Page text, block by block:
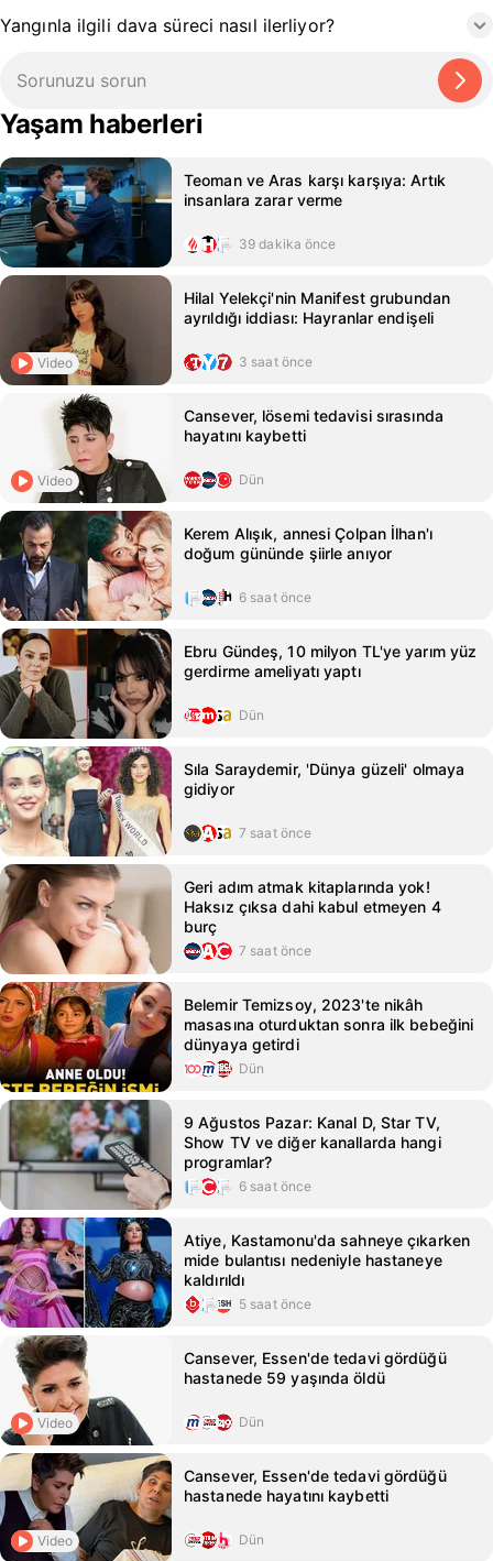
Yangınla ilgili dava süreci nasıl ilerliyor?
Yaşam haberleri
Teoman ve Aras karşı karşıya: Artık
insanlara zarar verme
39 dakika önce
Video
Hilal Yelekçi'nin Manifest grubundan
ayrıldığı iddiası: Hayranlar endişeli
3 saat önce
Video
Cansever, lösemi tedavisi sırasında
hayatını kaybetti
Dün
Kerem Alışık, annesi Çolpan İlhan'ı
doğum gününde şiirle anıyor
6 saat önce
Ebru Gündeş, 10 milyon TL'ye yarım yüz
gerdirme ameliyatı yaptı
Dün
Sıla Saraydemir, 'Dünya güzeli' olmaya
gidiyor
7 saat önce
Geri adım atmak kitaplarında yok!
Haksız çıksa dahi kabul etmeyen 4
burç
7 saat önce
Belemir Temizsoy, 2023'te nikâh
masasına oturduktan sonra ilk bebeğini
dünyaya getirdi
Dün
9 Ağustos Pazar: Kanal D, Star TV,
Show TV ve diğer kanallarda hangi
programlar?
6 saat önce
Atiye, Kastamonu'da sahneye çıkarken
mide bulantısı nedeniyle hastaneye
kaldırıldı
5 saat önce
Video
Cansever, Essen'de tedavi gördüğü
hastanede 59 yaşında öldü
Dün
Video
Cansever, Essen'de tedavi gördüğü
hastanede hayatını kaybetti
Dün